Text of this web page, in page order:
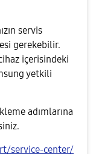
servis
gerekebilir.
içerisindeki
yetkili
adımlarına
service-center/